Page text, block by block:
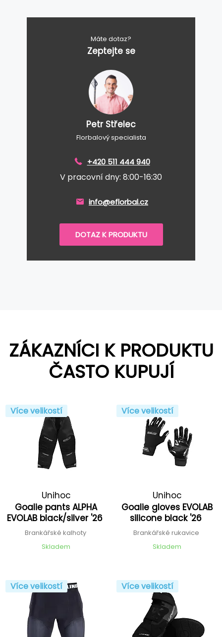
Máte dotaz?
Zeptejte se
Petr Střelec
Florbalový specialista
+420 511 444 940
V pracovní dny: 8:00-16:30
info@eflorbal.cz
DOTAZ K PRODUKTU
ZÁKAZNÍCI K PRODUKTU
ČASTO KUPUJÍ
Více velikostí
Unihoc
Goalie pants ALPHA
EVOLAB black/silver '26
Brankářské kalhoty
Skladem
Více velikostí
Unihoc
Goalie gloves EVOLAB
silicone black '26
Brankářské rukavice
Skladem
Více velikostí Více velikostí